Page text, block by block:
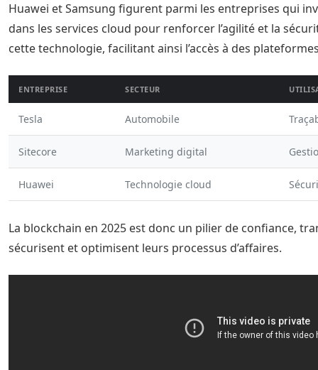
Huawei et Samsung figurent parmi les entreprises qui
dans les services cloud pour renforcer l’agilité et la
cette technologie, facilitant ainsi l’accès à des
ENTREPRISE SECTEUR
Tesla Automobile
Sitecore Marketing digital
Huawei Technologie cloud
La blockchain en 2025 est donc un pilier de confiance,
sécurisent et optimisent leurs processus d’affaires.